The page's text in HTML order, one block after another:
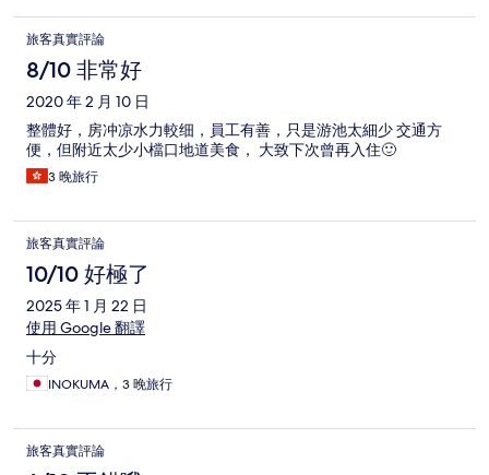
旅客真實評論
8/10 非常好
2020 年 2 月 10 日
整體好，房冲凉水力較细，員工有善，只是游池太細少 交通方
便，但附近太少小檔口地道美食， 大致下次曾再入住🙂
3 晚旅行
旅客真實評論
10/10 好極了
2025 年 1 月 22 日
使用 Google 翻譯
十分
INOKUMA，3 晚旅行
旅客真實評論